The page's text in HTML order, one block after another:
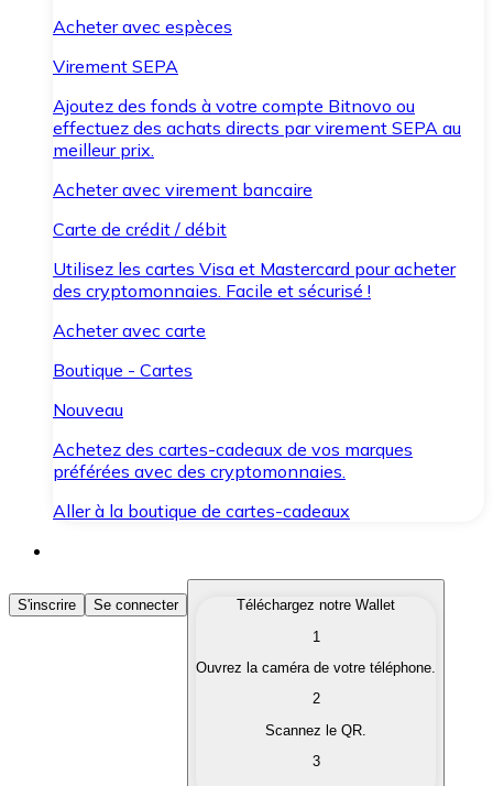
Acheter avec espèces
Virement SEPA
Ajoutez des fonds à votre compte Bitnovo ou
effectuez des achats directs par virement SEPA au
meilleur prix.
Acheter avec virement bancaire
Carte de crédit / débit
Utilisez les cartes Visa et Mastercard pour acheter
des cryptomonnaies. Facile et sécurisé !
Acheter avec carte
Boutique - Cartes
Nouveau
Achetez des cartes-cadeaux de vos marques
préférées avec des cryptomonnaies.
Aller à la boutique de cartes-cadeaux
Acheter des Cryptomonnaies
Achetez les cryptomonnaies qui vous intéressent
Convertissez vos cryptomonnaies en monnaie
S'inscrire Se connecter
Téléchargez notre Wallet
1
Ouvrez la caméra de votre téléphone.
2
Scannez le QR.
3